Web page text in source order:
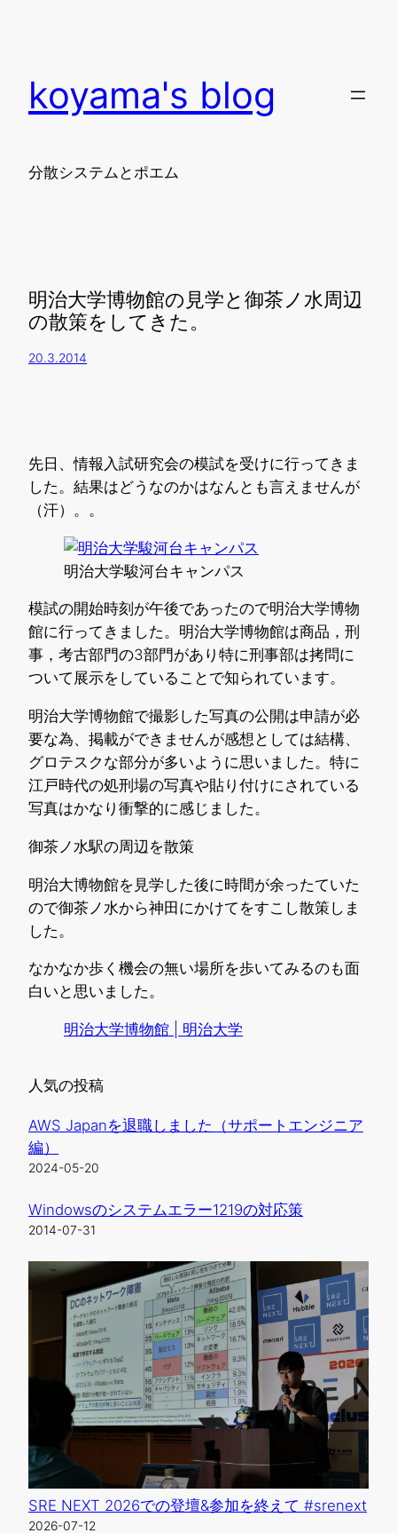
koyama's blog
分散システムとポエム
明治大学博物館の見学と御茶ノ水周辺
の散策をしてきた。
20.3.2014
先日、情報入試研究会の模試を受けに行ってきま
した。結果はどうなのかはなんとも言えませんが
（汗）。。
明治大学駿河台キャンパス
模試の開始時刻が午後であったので明治大学博物
館に行ってきました。明治大学博物館は商品，刑
事，考古部門の3部門があり特に刑事部は拷問に
ついて展示をしていることで知られています。
明治大学博物館で撮影した写真の公開は申請が必
要な為、掲載ができませんが感想としては結構、
グロテスクな部分が多いように思いました。特に
江戸時代の処刑場の写真や貼り付けにされている
写真はかなり衝撃的に感じました。
御茶ノ水駅の周辺を散策
明治大博物館を見学した後に時間が余ったていた
ので御茶ノ水から神田にかけてをすこし散策しま
した。
なかなか歩く機会の無い場所を歩いてみるのも面
白いと思いました。
明治大学博物館 | 明治大学
人気の投稿
AWS Japanを退職しました（サポートエンジニア
編）
2024-05-20
Windowsのシステムエラー1219の対応策
2014-07-31
SRE NEXT 2026での登壇&参加を終えて #srenext
2026-07-12